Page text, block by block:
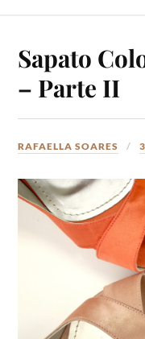
Sapato
– Parte II
RAFAELLA SOARES